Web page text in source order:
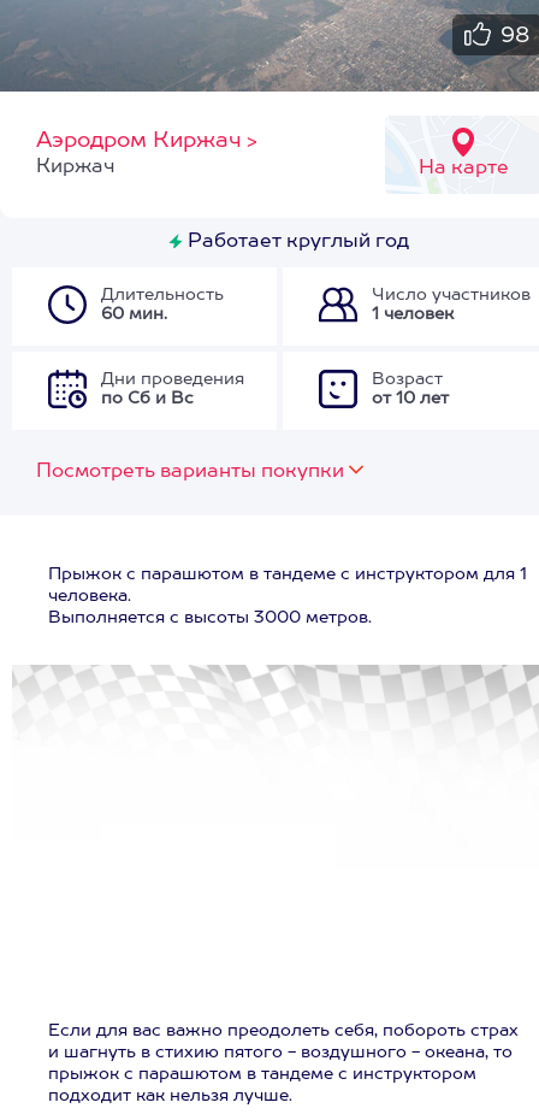
98
Аэродром Киржач >
На карте
Киржач
Работает круглый год
Длительность
60 мин.
Число участников
1 человек
Дни проведения
по Сб и Вс
Возраст
от 10 лет
Посмотреть варианты покупки
Прыжок с парашютом в тандеме с инструктором для 1
человека.
Выполняется с высоты 3000 метров.
Если для вас важно преодолеть себя, побороть страх
и шагнуть в стихию пятого - воздушного - океана, то
прыжок с парашютом в тандеме с инструктором
подходит как нельзя лучше.